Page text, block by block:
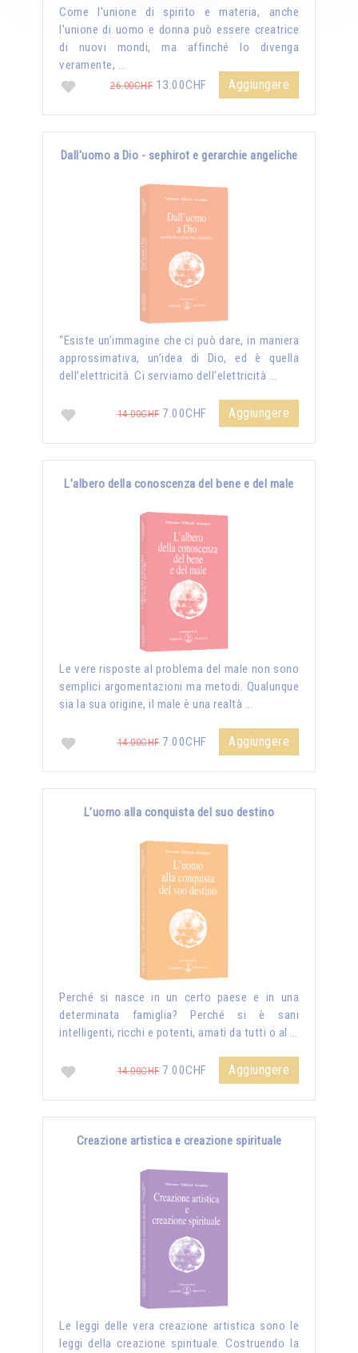
Come l'unione di spirito e materia, anche
l'unione di uomo e donna può essere creatrice
di nuovi mondi, ma affinché lo divenga
veramente, …
26.00CHF 13.00CHF Aggiungere
Dall'uomo a Dio - sephirot e gerarchie angeliche
“Esiste un’immagine che ci può dare, in maniera
approssimativa, un’idea di Dio, ed è quella
dell’elettricità. Ci serviamo dell’elettricità …
14.00CHF7.00CHF Aggiungere
L’albero della conoscenza del bene e del male
Le vere risposte al problema del male non sono
semplici argomentazioni ma metodi. Qualunque
sia la sua origine, il male è una realtà …
14.00CHF7.00CHF Aggiungere
L’uomo alla conquista del suo destino
Perché si nasce in un certo paese e in una
determinata famiglia? Perché si è sani
intelligenti, ricchi e potenti, amati da tutti o al …
14.00CHF7.00CHF Aggiungere
Creazione artistica e creazione spirituale
Le leggi delle vera creazione artistica sono le
leggi della creazione spirituale. Costruendo la